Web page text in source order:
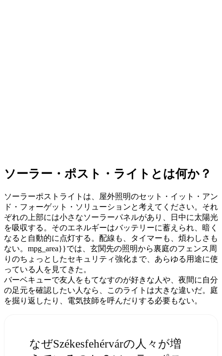
ソーラー・ポスト・ライトとは何か？
ソーラーポストライトは、屋外照明のセット・イット・アン
ド・フォーゲット・ソリューションと考えてください。それ
ぞれの上部には小さなソーラーパネルがあり、日中に太陽光
を吸収する。そのエネルギーはバッテリーに蓄えられ、暗く
なると自動的に点灯する。配線も、タイマーも、煩わしさも
ない。mpg_area}}では、玄関先の照明から裏庭のフェンス周
りのちょっとしたセキュリティ強化まで、あらゆる用途に使
っている人を見てきた。
バーベキューで友人をもてなすのが好きな人や、夜間に自分
の足元を確認したい人なら、このライトは大きな違いだ。庭
を掘り返したり、電気技師を呼んだりする必要もない。
なぜSzékesfehérvárの人々が増